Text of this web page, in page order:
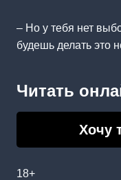
– Но у тебя нет
будешь делать это
Читать
Хочу
18+